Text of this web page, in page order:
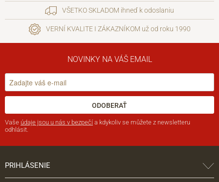
VŠETKO SKLADOM ihneď k odoslaniu
VERNÍ KVALITE I ZÁKAZNÍKOM už od roku 1990
NOVINKY NA VÁŠ EMAIL
ODOBERAŤ
Vaše údaje jsou u nás v bezpečí a kdykoliv se můžete z newsletteru
odhlásit.
PRIHLÁSENIE